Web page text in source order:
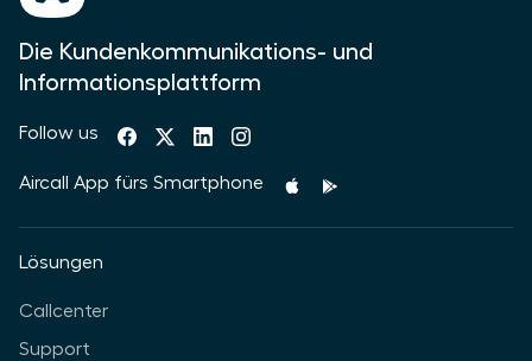
Die Kundenkommunikations- und
Informationsplattform
Follow us
Aircall App fürs Smartphone
Lösungen
Callcenter
Support